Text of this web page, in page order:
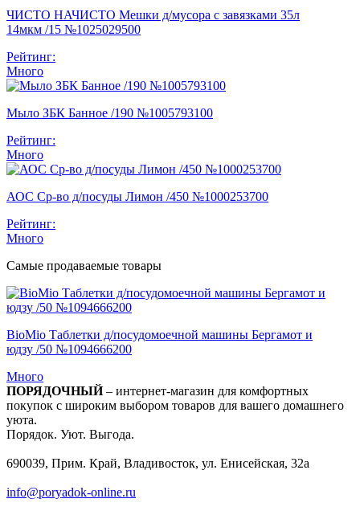
ЧИСТО НАЧИСТО Мешки д/мусора с завязками 35л
14мкм /15 №1025029500
Рейтинг:
Много
Мыло ЗБК Банное /190 №1005793100
Рейтинг:
Много
АОС Ср-во д/посуды Лимон /450 №1000253700
Рейтинг:
Много
Самые продаваемые товары
BioMio Таблетки д/посудомоечной машины Бергамот и
юдзу /50 №1094666200
Много
ПОРЯДОЧНЫЙ– интернет-магазин для комфортных
покупок с широким выбором товаров для вашего домашнего
уюта.
Порядок. Уют. Выгода.
690039, Прим. Край, Владивосток, ул. Енисейская, 32а
info@poryadok-online.ru